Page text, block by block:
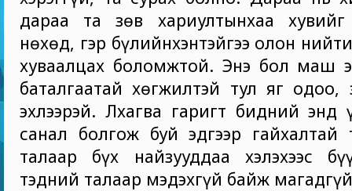
дараа та зөв хариултынхаа
нөхөд, гэр бүлийнхэнтэйгээ олон
хуваалцах боломжтой. Энэ бол маш
баталгаатай хөгжилтэй тул яг одоо,
эхлээрэй. Лхагва гаригт бидний энд
санал болгож буй эдгээр гайхалтай
талаар бүх найзууддаа хэлэхээс
тэдний талаар мэдэхгүй байж